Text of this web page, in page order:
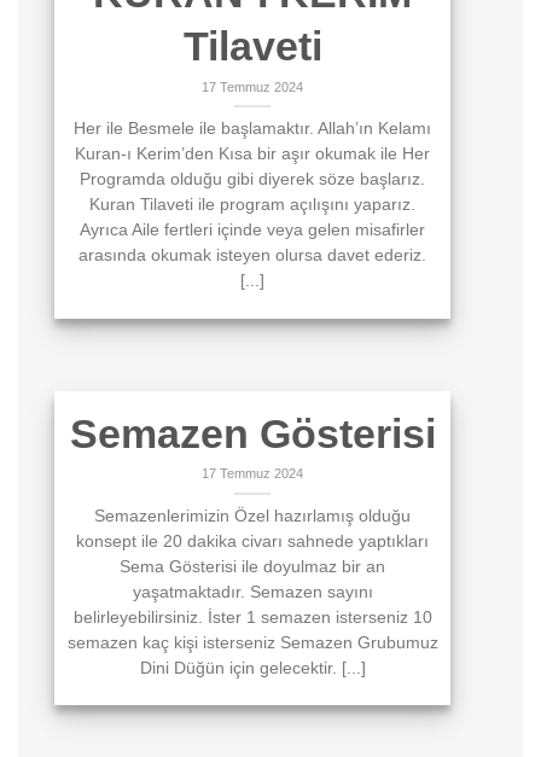
Tilaveti
17 Temmuz 2024
Her ile Besmele ile başlamaktır. Allah’ın Kelamı
Kuran-ı Kerim’den Kısa bir aşır okumak ile Her
Programda olduğu gibi diyerek söze başlarız.
Kuran Tilaveti ile program açılışını yaparız.
Ayrıca Aile fertleri içinde veya gelen misafirler
arasında okumak isteyen olursa davet ederiz.
[...]
Semazen Gösterisi
17 Temmuz 2024
Semazenlerimizin Özel hazırlamış olduğu
konsept ile 20 dakika civarı sahnede yaptıkları
Sema Gösterisi ile doyulmaz bir an
yaşatmaktadır. Semazen sayını
belirleyebilirsiniz. İster 1 semazen isterseniz 10
semazen kaç kişi isterseniz Semazen Grubumuz
Dini Düğün için gelecektir. [...]